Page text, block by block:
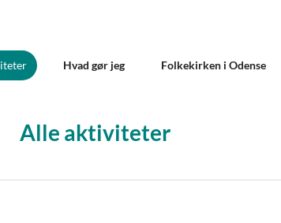
Hvad gør jeg Folkekirken i Odense
Alle aktiviteter